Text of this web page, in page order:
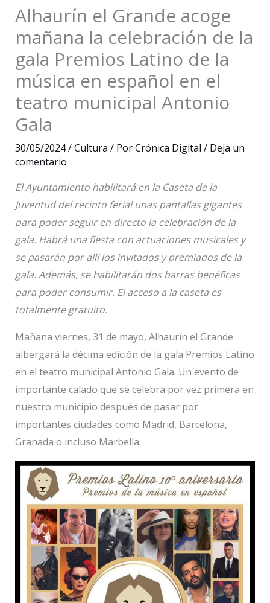
Alhaurín el Grande acoge
mañana la celebración de la
gala Premios Latino de la
música en español en el
teatro municipal Antonio
Gala
30/05/2024/Cultura / PorCrónica Digital / Deja un
comentario
El Ayuntamiento habilitará en la Caseta de la
Juventud del recinto ferial unas pantallas gigantes
para poder seguir en directo la celebración de la
gala. Habrá una fiesta con actuaciones musicales y
se pasarán por allí los invitados y premiados de la
gala. Además, se habilitarán dos barras benéficas
para poder consumir. El acceso a la caseta es
totalmente gratuito.
Mañana viernes, 31 de mayo, Alhaurín el Grande
albergará la décima edición de la gala Premios Latino
en el teatro municipal Antonio Gala. Un evento de
importante calado que se celebra por vez primera en
nuestro municipio después de pasar por
importantes ciudades como Madrid, Barcelona,
Granada o incluso Marbella.